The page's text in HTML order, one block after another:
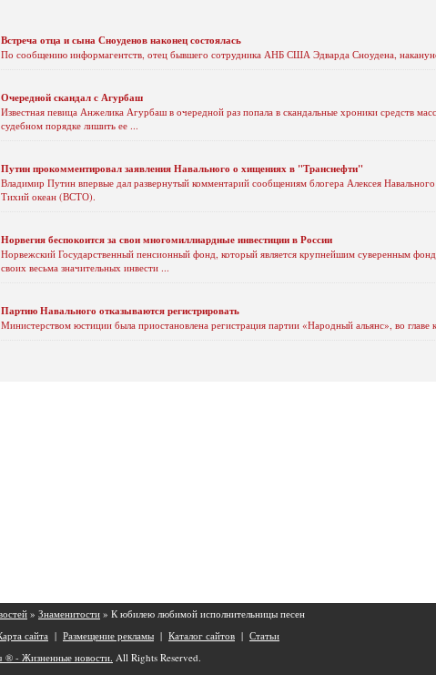
Встреча отца и сына Сноуденов наконец состоялась
По сообщению информагентств, отец бывшего сотрудника АНБ США Эдварда Сноудена,
Очередной скандал с Агурбаш
Известная певица Анжелика Агурбаш в очередной раз попала в скандальные хроники средств
судебном порядке лишить ее ...
Путин прокомментировал заявления Навального о хищениях в "Транснефти"
Владимир Путин впервые дал развернутый комментарий сообщениям блогера Алексея
Тихий океан (ВСТО).
Норвегия беспокоится за свои многомиллиардные инвестиции в России
Норвежский Государственный пенсионный фонд, который является крупнейшим суверенным
своих весьма значительных инвести ...
Партию Навального отказываются регистрировать
Министерством юстиции была приостановлена регистрация партии «Народный альянс», во главе
» Знаменитости » К юбилею любимой исполнительницы песен
сайта | Размещение рекламы | Каталог сайтов | Статьи
® - Жизненные новости. All Rights Reserved.